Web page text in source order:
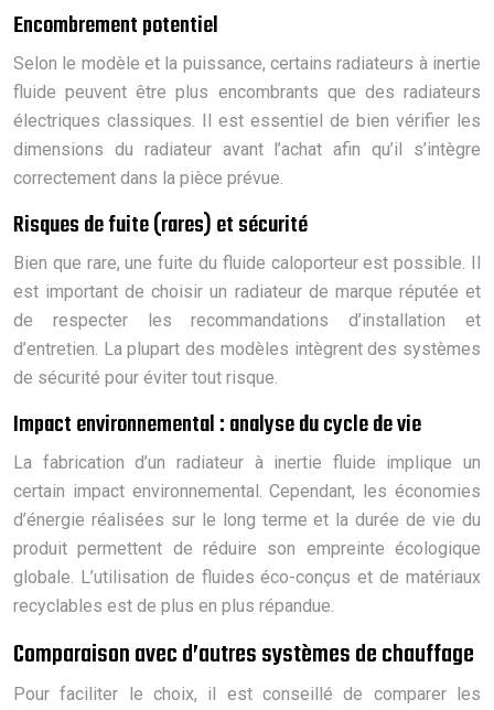
Encombrement potentiel
Selon le modèle et la puissance, certains radiateurs à inertie
fluide peuvent être plus encombrants que des radiateurs
électriques classiques. Il est essentiel de bien vérifier les
dimensions du radiateur avant l’achat afin qu’il s’intègre
correctement dans la pièce prévue.
Risques de fuite (rares) et sécurité
Bien que rare, une fuite du fluide caloporteur est possible. Il
est important de choisir un radiateur de marque réputée et
de respecter les recommandations d’installation et
d’entretien. La plupart des modèles intègrent des systèmes
de sécurité pour éviter tout risque.
Impact environnemental : analyse du cycle de vie
La fabrication d’un radiateur à inertie fluide implique un
certain impact environnemental. Cependant, les économies
d’énergie réalisées sur le long terme et la durée de vie du
produit permettent de réduire son empreinte écologique
globale. L’utilisation de fluides éco-conçus et de matériaux
recyclables est de plus en plus répandue.
Comparaison avec d’autres systèmes de chauffage
Pour faciliter le choix, il est conseillé de comparer les